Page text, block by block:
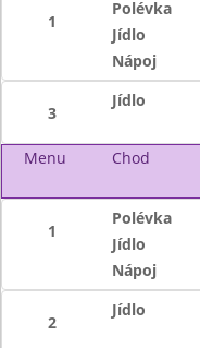
1
Polévka
Jídlo
Nápoj
3
Jídlo
Menu Chod
1
Polévka
Jídlo
Nápoj
2
Jídlo